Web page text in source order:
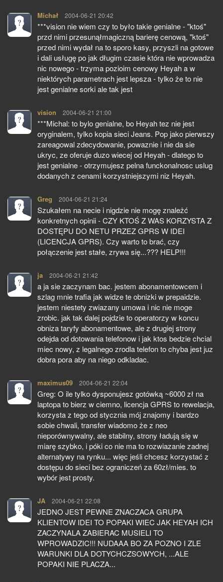
Michał pisze:
2004-06-21 20:42
***vision nie wiem czy to było takie genialne - "ktoś"
przd nimi przesunąłmagiczną barierę cenową, "ktoś"
przed nimi wydał na to sporo kasy, przyszli na gotowe
i dali usługę po jak długim czasie która nie wprowadza
nic nowego - trzyma pozioim cenowy Heyah a w
niektórych parametrach jest lepsza - tylko że to nie
jest genialne sorki ale tak jest
vision pisze:
2004-06-21 21:00
***Michal: to bylo genialne, bo Heyah tez nie jest
oryginalem, tylko kopia sieci Jeans. Pop jako pierwszy
zareagowal zdecydowanie, powaznie i nie da sie
ukryc, ze oferuje duzo wiecej od Heyah - dlatego to
jest genialne - otrzymujesz pelna funckonalnosc uslug
dodanych z cenami korzystniejszymi niz Heyah.
Greg pisze:
2004-06-21 21:24
Szukałem na necie i nigdzie nie mogę znależć
konkretnych opinii - CZY KTOŚ Z WAS KORZYSTA Z
DOSTĘPU DO NETU PRZEZ GPRS W IDEI
(LICENCJA GPRS). Czy warto to brać, czy
połączenie jest stałe, zrywa się...??? HELP!!!
ja pisze:
2004-06-21 21:42
a ja sie zaczynam bac. jestem abonamentowcem i
szlag mnie trafia jak widze te obnizki w prepaidzie.
jestem niestety zwiazany umowa i nic nie moge
zrobic. jak tak dalej pojdzie to operatorzy w koncu
obniza taryfy abonamentowe, ale z drugiej strony
odejda od dotowania telefonow i jak ktos bedzie chcial
miec nowy, z legalnego zrodla telefon to chyba jest juz
dobra pora aby na niego odkladac.
maximus09 pisze:
2004-06-21 22:04
Greg: O ile tylko dysponujesz gotówką ~6000 zł na
laptopa to bierz w ciemno, licencja GPRS to rewelacja,
korzysta z tego od stycznia mój znajomy i bardzo
sobie chwali, transfer wiadomo że z neo
nieporównywalny, ale stabilny, strony ładują się w
miarę szybko, i póki co nie ma to rozwiazanie zadnej
alternatywy na rynku... więc jeśli chcesz korzystać z
dostępu do sieci bez ograniczeń za 60zł/mies. to
wybór jest prosty.
JA pisze:
2004-06-21 22:08
JEDNO JEST PEWNE ZNACZACA GRUPA
KLIENTOW IDEI TO POPAKI WIEC JAK HEYAH ICH
ZACZYNALA ZABIERAC MUSIELI TO
WPROWADZIC!!! NUDAAA BO ZA POZNO I ZLE
WARUNKI DLA DOTYCHCZSOWYCH, ...ALE
POPAKI NIE PLACZA...